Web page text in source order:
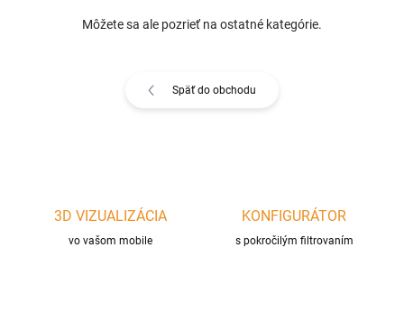
Môžete sa ale pozrieť na ostatné kategórie.
Späť do obchodu
3D VIZUALIZÁCIA
vo vašom mobile
KONFIGURÁTOR
s pokročilým filtrovaním